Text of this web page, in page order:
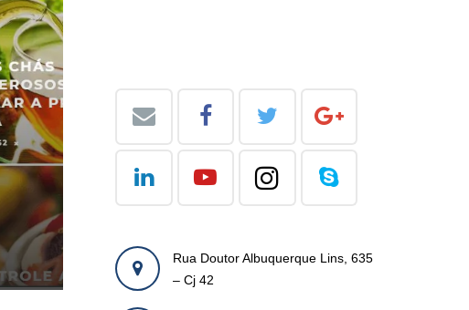
Rua Doutor Albuquerque Lins, 635
– Cj 42